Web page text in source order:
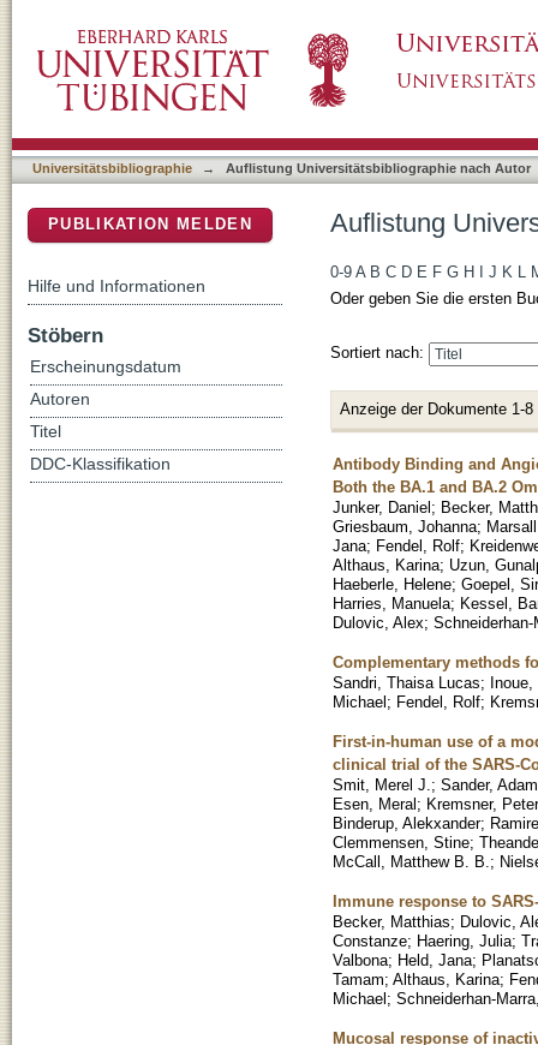
Universitätsbibliographie → Auflistung Universitätsbibliographie nach Autor
Auflistung
0-9 A B C D E F G H J K L
Oder geben Sie die ersten
Sortiert nach:
Anzeige der Dokumente 1-8
Antibody Binding and
Both the BA.1 and BA.2
Junker, Daniel; Becker,
Griesbaum, Johanna;
Jana; Fendel, Rolf;
Althaus, Karina; Uzun,
Haeberle, Helene; Goepel,
Harries, Manuela; Kessel,
Dulovic, Alex;
Complementary methods
Sandri, Thaisa Lucas; Inoue,
Michael; Fendel, Rolf;
First-in-human use of a
clinical trial of the SARS-
Smit, Merel J. ; Sander,
Esen, Meral; Kremsner,
Binderup, Alekxander;
Clemmensen, Stine;
McCall, Matthew B. B. ;
Immune response to
Becker, Matthias; Dulovic,
Constanze; Haering, Julia;
Valbona; Held, Jana;
Tamam; Althaus, Karina;
Michael; Schneiderhan-
Mucosal response of
PUBLIKATION MELDEN
Hilfe und Informationen
Stöbern
Erscheinungsdatum
Autoren
Titel
DDC-Klassifikation